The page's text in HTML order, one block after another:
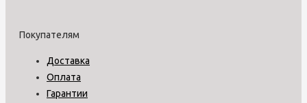
Покупателям
Доставка
Оплата
Гарантии